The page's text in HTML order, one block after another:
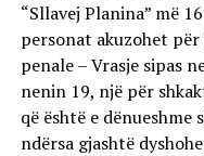
“Sllavej Planina” më
personat akuzohet
penale – Vrasje sipas
nenin 19, një për
që është e
ndërsa gjashtë